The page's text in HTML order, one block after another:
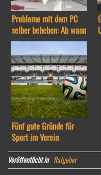
Probleme mit dem PC
selber beheben: Ab wann
braucht es den Profi?
Fünf gute Gründe für
Sport im Verein
Veröffentlicht in Ratgeber